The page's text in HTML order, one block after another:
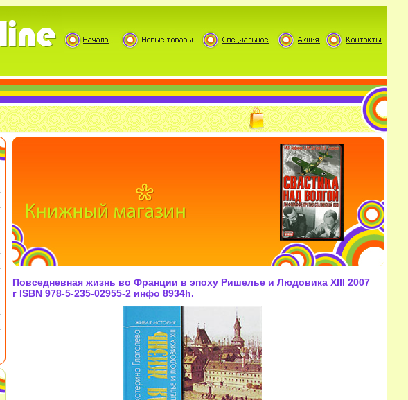
Повседневная жизнь во Франции в эпоху Ришелье и Людовика XIII 2007
г ISBN 978-5-235-02955-2 инфо 8934h.